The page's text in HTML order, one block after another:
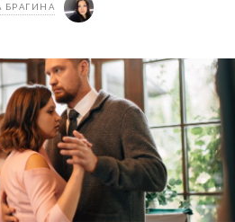
БРАГИНА